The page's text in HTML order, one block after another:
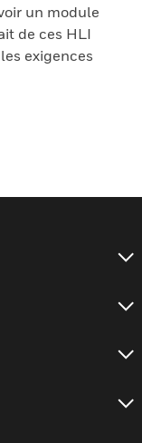
un module
de ces HLI
exigences